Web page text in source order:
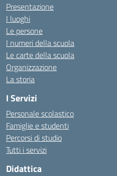
Presentazione
I luoghi
Le persone
I numeri della scuola
Le carte della scuola
Organizzazione
La storia
I Servizi
Personale scolastico
Famiglie e studenti
Percorsi di studio
Tutti i servizi
Didattica